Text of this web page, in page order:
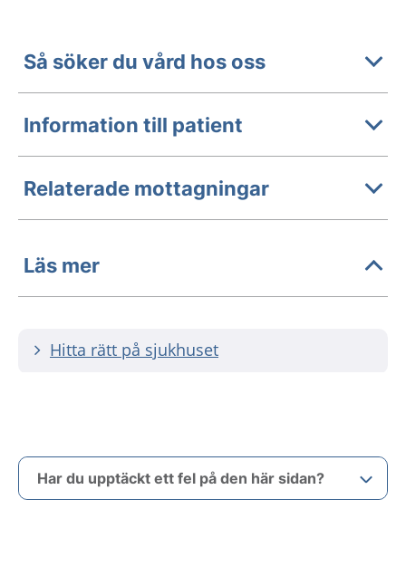
Så söker du vård hos oss
Information till patient
Relaterade mottagningar
Läs mer
Hitta rätt på sjukhuset
Har du upptäckt ett fel på den här sidan?